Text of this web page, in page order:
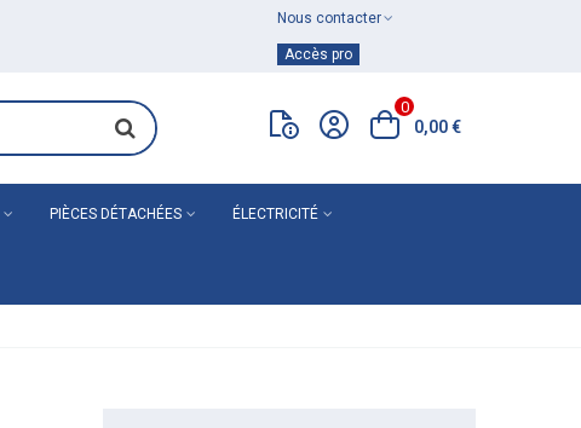
Nous contacter
Accès pro
0
0,00 €
PIÈCES DÉTACHÉES ÉLECTRICITÉ